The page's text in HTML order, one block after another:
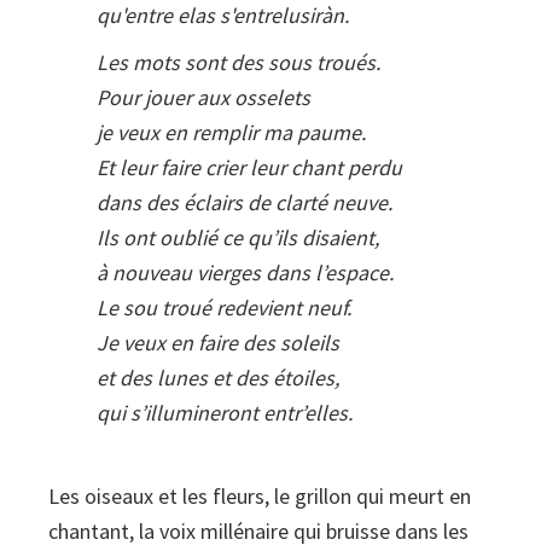
qu'entre elas s'entrelusiràn.
Les mots sont des sous troués.
Pour jouer aux osselets
je veux en remplir ma paume.
Et leur faire crier leur chant perdu
dans des éclairs de clarté neuve.
Ils ont oublié ce qu’ils disaient,
à nouveau vierges dans l’espace.
Le sou troué redevient neuf.
Je veux en faire des soleils
et des lunes et des étoiles,
qui s’illumineront entr’elles.
Les oiseaux et les fleurs, le grillon qui meurt en
chantant, la voix millénaire qui bruisse dans les